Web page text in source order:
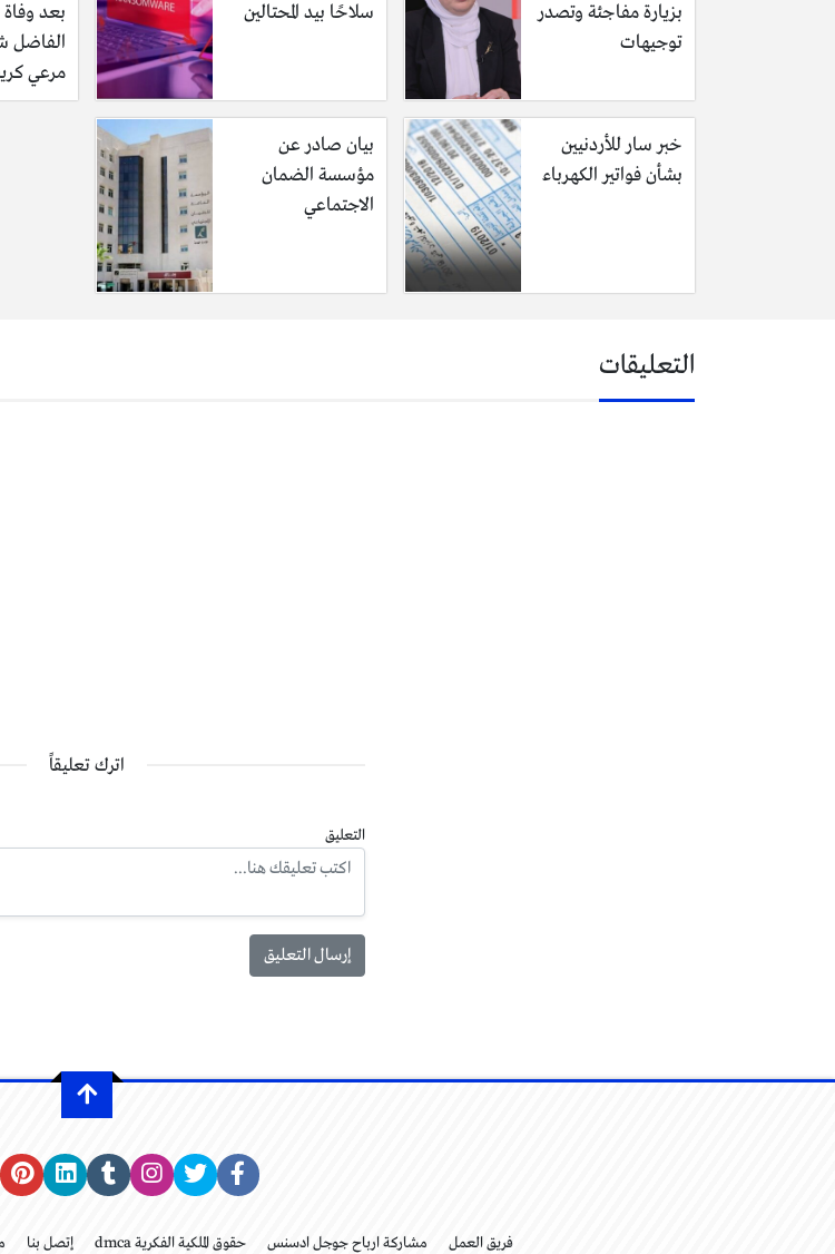
بزيارة مفاجئة وتصدر
توجيهات
سلاحًا بيد المحتالين
بعد
الفاضل
مرعي
خبر سار للأردنيين
بشأن فواتير الكهرباء
بيان صادر عن
مؤسسة الضمان
الاجتماعي
التعليقات
اترك تعليقاً
التعليق
فريق العمل مشاركة ارباح جوجل ادسنس حقوق الملكية الفكرية dmca إتصل بنا